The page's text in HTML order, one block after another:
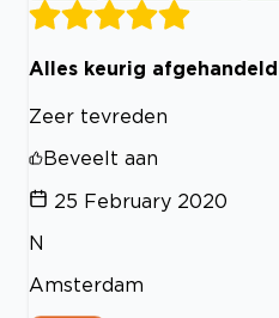
Alles keurig afgehandeld
Zeer tevreden
Beveelt aan
25 February 2020
N
Amsterdam